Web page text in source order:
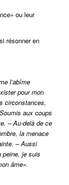
ou leur
résonner en
l’abîme
pour mon
circonstances,
aux coups
– Au-delà de ce
la menace
– Aussi
peine, je suis
âme».